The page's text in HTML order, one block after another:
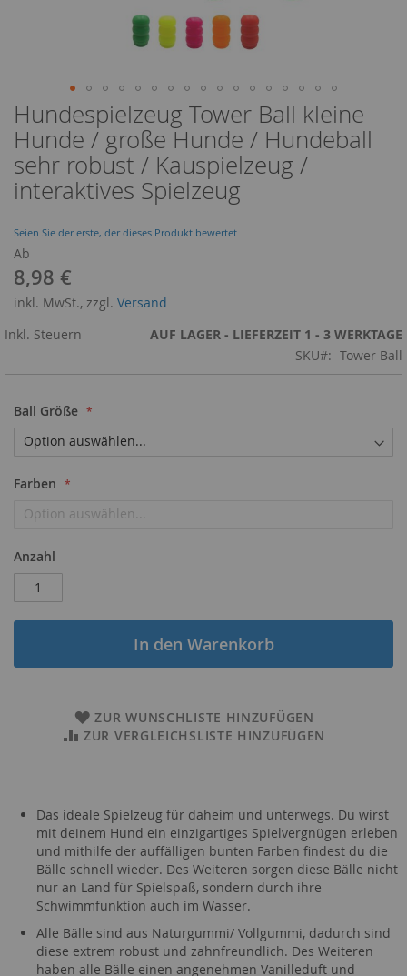
Hundespielzeug Tower Ball kleine
Hunde / große Hunde / Hundeball
sehr robust / Kauspielzeug /
interaktives Spielzeug
Seien Sie der erste, der dieses Produkt bewertet
Ab
8,98 €
inkl. MwSt., zzgl. Versand
AUF LAGER - LIEFERZEIT 1 - 3 WERKTAGE
SKU
Tower Ball
Inkl. Steuern
Ball Größe
Farben
Anzahl
In den Warenkorb
ZUR WUNSCHLISTE HINZUFÜGEN
ZUR VERGLEICHSLISTE HINZUFÜGEN
Zum
Anfang
der
Bildergalerie
springen
Das ideale Spielzeug für daheim und unterwegs. Du wirst
mit deinem Hund ein einzigartiges Spielvergnügen erleben
und mithilfe der auffälligen bunten Farben findest du die
Bälle schnell wieder. Des Weiteren sorgen diese Bälle nicht
nur an Land für Spielspaß, sondern durch ihre
Schwimmfunktion auch im Wasser.
Alle Bälle sind aus Naturgummi/ Vollgummi, dadurch sind
diese extrem robust und zahnfreundlich. Des Weiteren
haben alle Bälle einen angenehmen Vanilleduft und